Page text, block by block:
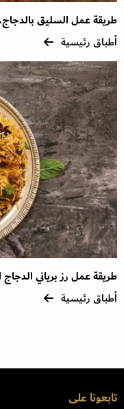
طريقة عمل السليق
أطباق رئيسية
طريقة عمل رز برياني
أطباق رئيسية
تابعونا على